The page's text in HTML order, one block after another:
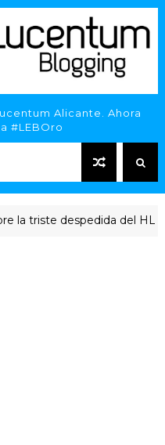
Alicante. Ahora
#LEBOro
despedida del HLA